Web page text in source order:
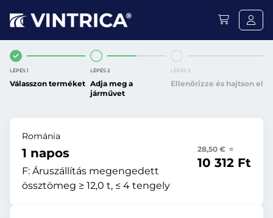
LÉPÉS 1
Válasszon terméket
LÉPÉS 2
Adja meg a
járművet
LÉPÉS 3
Ellenőrizze és hajtson el
Románia
1 napos
F: Áruszállítás megengedett
össztömeg ≥ 12,0 t, ≤ 4 tengely
28,50 € =
10 312 Ft